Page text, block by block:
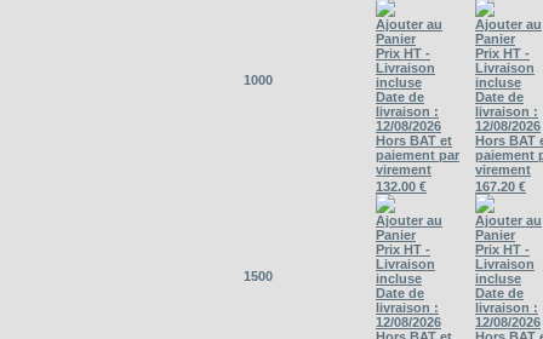
1000
Ajouter au
Panier
Prix HT -
Livraison
incluse
Date de
livraison :
12/08/2026
Hors BAT et
paiement par
virement
Ajouter au
Panier
Prix HT -
Livraison
incluse
Date de
livraison :
12/08/2026
Hors BAT
paiement
virement
1500
132.00 €
Ajouter au
Panier
Prix HT -
Livraison
incluse
Date de
livraison :
12/08/2026
167.20 €
Ajouter au
Panier
Prix HT -
Livraison
incluse
Date de
livraison :
12/08/2026